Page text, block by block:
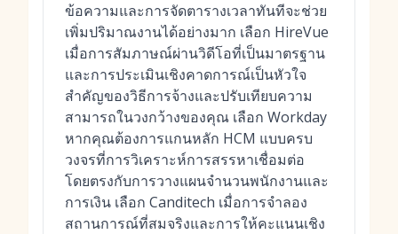
ข้อความและการจัดตารางเวลาทันทีจะช่วย
เพิ่มปริมาณงานได้อย่างมาก เลือก HireVue
เมื่อการสัมภาษณ์ผ่านวิดีโอที่เป็นมาตรฐาน
และการประเมินเชิงคาดการณ์เป็นหัวใจ
สำคัญของวิธีการจ้างและปรับเทียบความ
สามารถในวงกว้างของคุณ เลือก Workday
หากคุณต้องการแกนหลัก HCM แบบครบ
วงจรที่การวิเคราะห์การสรรหาเชื่อมต่อ
โดยตรงกับการวางแผนจำนวนพนักงานและ
การเงิน เลือก Canditech เมื่อการจำลอง
สถานการณ์ที่สมจริงและการให้คะแนนเชิง